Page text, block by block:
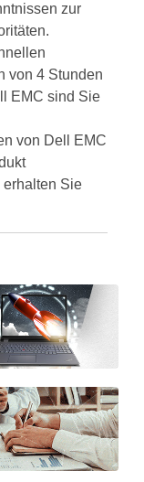
zur
von 4 Stunden
EMC sind Sie
von Dell EMC
erhalten Sie